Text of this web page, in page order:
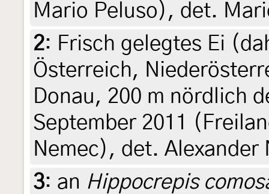
Mario Peluso), det.
2: Frisch gelegtes Ei
Österreich,
Donau, 200 m nördlich
September 2011
Nemec), det. Alexander
3: an Hippocrepis